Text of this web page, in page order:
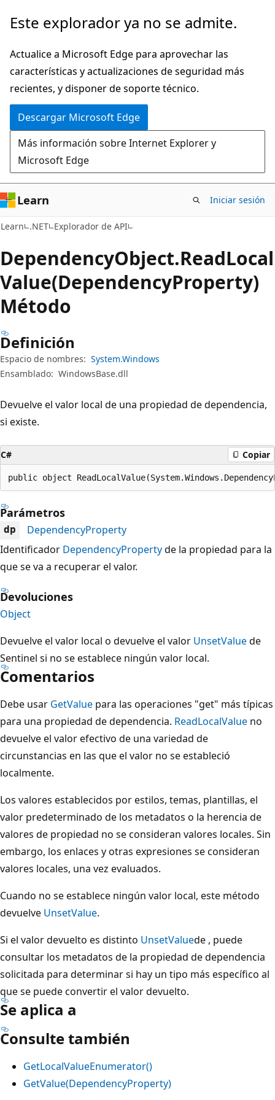
Ir
contenido
principal
Ir
la
navegación
en
la
página
Este explorador ya no se admite.
Actualice a Microsoft Edge para aprovechar las
características y actualizaciones de seguridad más
recientes, y disponer de soporte técnico.
Descargar Microsoft Edge
Más información sobre Internet Explorer y
Microsoft Edge
Learn Iniciar sesión
Learn .NET Explorador de API
DependencyObject.ReadLocal
Value(DependencyProperty)
Método
Definición
Espacio de nombres: System.Windows
Ensamblado: WindowsBase.dll
Devuelve el valor local de una propiedad de dependencia,
si existe.
C# Copiar
public object
Parámetros
dp
DependencyProperty
Identificador DependencyPropertyde la propiedad para la
que se va a recuperar el valor.
Devoluciones
Object
Devuelve el valor local o devuelve el valor UnsetValuede
Sentinel si no se establece ningún valor local.
Comentarios
Debe usar GetValue para las operaciones "get" más típicas
para una propiedad de dependencia. ReadLocalValue no
devuelve el valor efectivo de una variedad de
circunstancias en las que el valor no se estableció
localmente.
Los valores establecidos por estilos, temas, plantillas, el
valor predeterminado de los metadatos o la herencia de
valores de propiedad no se consideran valores locales. Sin
embargo, los enlaces y otras expresiones se consideran
valores locales, una vez evaluados.
Cuando no se establece ningún valor local, este método
devuelve UnsetValue.
Si el valor devuelto es distinto UnsetValuede , puede
consultar los metadatos de la propiedad de dependencia
solicitada para determinar si hay un tipo más específico al
que se puede convertir el valor devuelto.
Se aplica a
Consulte también
GetLocalValueEnumerator()
GetValue(DependencyProperty)